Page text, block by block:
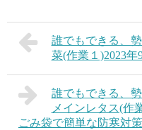
誰でもできる、
菜(作業１)2023年
誰でもできる、
メインレタス(作
ごみ袋で簡単な防寒対策